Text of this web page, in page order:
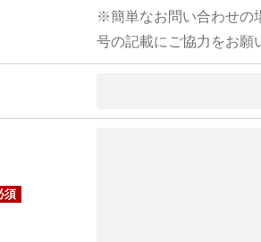
※簡単なお問い合わせの
号の記載にご協力をお願
須